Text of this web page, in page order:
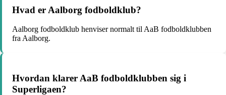
Hvad er Aalborg fodboldklub?
Aalborg fodboldklub henviser normalt til AaB fodboldklubben
fra Aalborg.
Hvordan klarer AaB fodboldklubben sig i
Superligaen?